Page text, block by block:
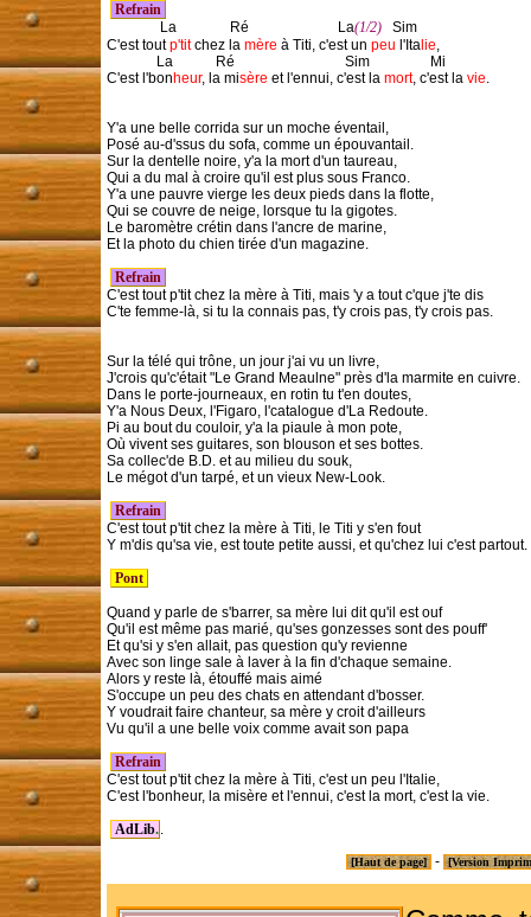
Refrain
               La               Ré                         La
(1/2)
   Sim
C'est tout p'tit chez la mère à Titi, c'est un peu l'Ita lie,
              La            Ré                               Sim                 Mi
C'est l'bonheur, la misère et l'ennui, c'est la mort, c'est la vie.
Y'a une belle corrida sur un moche éventail,
Posé au-d'ssus du sofa, comme un épouvantail.
Sur la dentelle noire, y'a la mort d'un taureau,
Qui a du mal à croire qu'il est plus sous Franco.
Y'a une pauvre vierge les deux pieds dans la flotte,
Qui se couvre de neige, lorsque tu la gigotes.
Le baromètre crétin dans l'ancre de marine,
Et la photo du chien tirée d'un magazine.
Refrain
C'est tout p'tit chez la mère à Titi, mais 'y a tout c'que j'te dis
C'te femme-là, si tu la connais pas, t'y crois pas, t'y crois pas.
Sur la télé qui trône, un jour j'ai vu un livre,
J'crois qu'c'était "Le Grand Meaulne" près d'la marmite en cuivre.
Dans le porte-journeaux, en rotin tu t'en doutes,
Y'a Nous Deux, l'Figaro, l'catalogue d'La Redoute.
Pi au bout du couloir, y'a la piaule à mon pote,
Où vivent ses guitares, son blouson et ses bottes.
Sa collec'de B.D. et au milieu du souk,
Le mégot d'un tarpé, et un vieux New-Look.
Refrain
C'est tout p'tit chez la mère à Titi, le Titi y s'en fout
Y m'dis qu'sa vie, est toute petite aussi, et qu'chez lui c'est partout.
Pont
Quand y parle de s'barrer, sa mère lui dit qu'il est ouf
Qu'il est même pas marié, qu'ses gonzesses sont des pouff'
Et qu'si y s'en allait, pas question qu'y revienne
Avec son linge sale à laver à la fin d'chaque semaine.
Alors y reste là, étouffé mais aimé
S'occupe un peu des chats en attendant d'bosser.
Y voudrait faire chanteur, sa mère y croit d'ailleurs
Vu qu'il a une belle voix comme avait son papa
Refrain
C'est tout p'tit chez la mère à Titi, c'est un peu l'Italie,
C'est l'bonheur, la misère et l'ennui, c'est la mort, c'est la vie.
AdLib.
[Haut de page] - [Version